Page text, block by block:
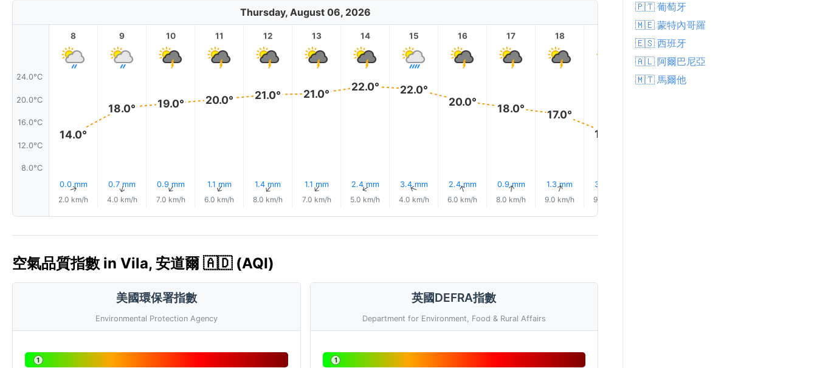
Thursday, August 06, 2026
24.0°C
20.0°C
16.0°C
12.0°C
8.0°C
8
14.0°
0.0 mm
↑
2.0 km/h
9
18.0°
0.7 mm
↑
4.0 km/h
10
19.0°
0.9 mm
↑
7.0 km/h
11
20.0°
1.1 mm
↑
6.0 km/h
12
21.0°
1.4 mm
↑
8.0 km/h
13
21.0°
1.1 mm
↑
7.0 km/h
14
22.0°
2.4 mm
↑
5.0 km/h
15
22.0°
3.4 mm
↑
4.0 km/h
16
20.0°
2.4 mm
↑
6.0 km/h
17
18.0°
0.9 mm
↑
8.0 km/h
18
17.0°
1.3 mm
↑
9.0 km/h
14.0°
3.6 mm
9.0 km/h
20
空氣品質指數 in Vila, 安道爾 🇦🇩 (AQI)
美國環保署指數
Environmental Protection Agency
1
英國DEFRA指數
Department for Environment, Food & Rural Affairs
1
🇵🇹 葡萄牙
🇲🇪 蒙特內哥羅
🇪🇸 西班牙
🇦🇱 阿爾巴尼亞
🇲🇹 馬爾他